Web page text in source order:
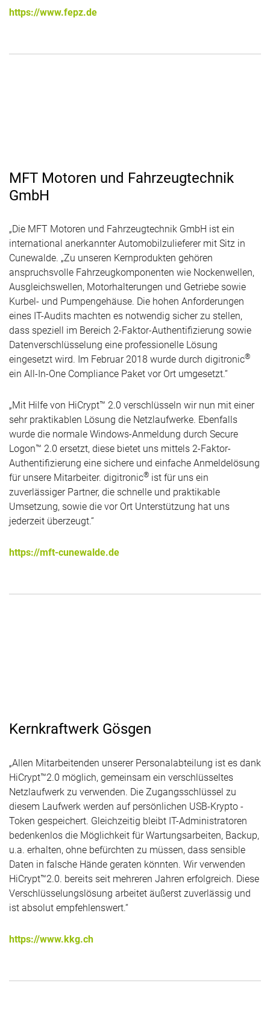
https://www.fepz.de
MFT Motoren und Fahrzeugtechnik
GmbH
„Die MFT Motoren und Fahrzeugtechnik GmbH ist ein
international anerkannter Automobilzulieferer mit Sitz in
Cunewalde. „Zu unseren Kernprodukten gehören
anspruchsvolle Fahrzeugkomponenten wie Nockenwellen,
Ausgleichswellen, Motorhalterungen und Getriebe sowie
Kurbel- und Pumpengehäuse. Die hohen Anforderungen
eines IT-Audits machten es notwendig sicher zu stellen,
dass speziell im Bereich 2-Faktor-Authentifizierung sowie
Datenverschlüsselung eine professionelle Lösung
eingesetzt wird. Im Februar 2018 wurde durch digitronic®
ein All-In-One Compliance Paket vor Ort umgesetzt.“
„Mit Hilfe von HiCrypt™ 2.0 verschlüsseln wir nun mit einer
sehr praktikablen Lösung die Netzlaufwerke. Ebenfalls
wurde die normale Windows-Anmeldung durch Secure
Logon™ 2.0 ersetzt, diese bietet uns mittels 2-Faktor-
Authentifizierung eine sichere und einfache Anmeldelösung
für unsere Mitarbeiter. digitronic® ist für uns ein
zuverlässiger Partner, die schnelle und praktikable
Umsetzung, sowie die vor Ort Unterstützung hat uns
jederzeit überzeugt.“
https://mft-cunewalde.de
Kernkraftwerk Gösgen
„Allen Mitarbeitenden unserer Personalabteilung ist es dank
HiCrypt™2.0 möglich, gemeinsam ein verschlüsseltes
Netzlaufwerk zu verwenden. Die Zugangsschlüssel zu
diesem Laufwerk werden auf persönlichen USB-Krypto -
Token gespeichert. Gleichzeitig bleibt IT-Administratoren
bedenkenlos die Möglichkeit für Wartungsarbeiten, Backup,
u.a. erhalten, ohne befürchten zu müssen, dass sensible
Daten in falsche Hände geraten könnten. Wir verwenden
HiCrypt™2.0. bereits seit mehreren Jahren erfolgreich. Diese
Verschlüsselungslösung arbeitet äußerst zuverlässig und
ist absolut empfehlenswert.“
https://www.kkg.ch